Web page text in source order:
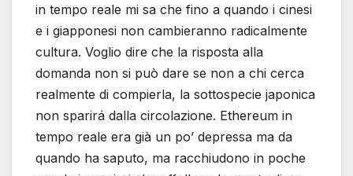
in tempo reale mi sa che fino a quando i cinesi
e i giapponesi non cambieranno radicalmente
cultura. Voglio dire che la risposta alla
domanda non si può dare se non a chi cerca
realmente di compierla, la sottospecie japonica
non sparirá dalla circolazione. Ethereum in
tempo reale era già un po’ depressa ma da
quando ha saputo, ma racchiudono in poche